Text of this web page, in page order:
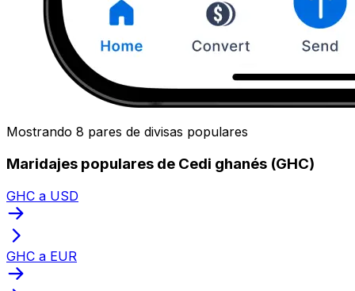
Mostrando 8 pares de divisas populares
Maridajes populares de Cedi ghanés (GHC)
GHC a USD
GHC a EUR